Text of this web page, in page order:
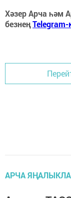
Хәзер Арча һәм
безнең
АРЧА